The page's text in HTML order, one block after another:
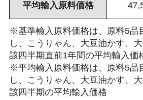
平均輸入原料価格
※基準輸入原料価格は、原料5品
し、こうりゃん、大豆油かす、
該四半期直前1年間の平均輸入価
※平均輸入原料価格は、原料5品
し、こうりゃん、大豆油かす、
該四半期の平均輸入価格